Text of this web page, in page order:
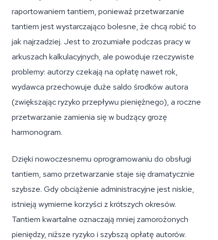
raportowaniem tantiem, ponieważ przetwarzanie
tantiem jest wystarczająco bolesne, że chcą robić to
jak najrzadziej. Jest to zrozumiałe podczas pracy w
arkuszach kalkulacyjnych, ale powoduje rzeczywiste
problemy: autorzy czekają na opłatę nawet rok,
wydawca przechowuje duże saldo środków autora
(zwiększając ryzyko przepływu pieniężnego), a roczne
przetwarzanie zamienia się w budzący grozę
harmonogram.
Dzięki nowoczesnemu oprogramowaniu do obsługi
tantiem, samo przetwarzanie staje się dramatycznie
szybsze. Gdy obciążenie administracyjne jest niskie,
istnieją wymierne korzyści z krótszych okresów.
Tantiem kwartalne oznaczają mniej zamorożonych
pieniędzy, niższe ryzyko i szybszą opłatę autorów.